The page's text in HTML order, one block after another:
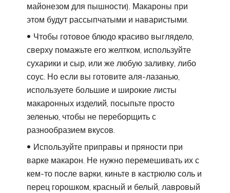
майонезом для пышности). Макароны при
этом будут рассыпчатыми и наваристыми.
Чтобы готовое блюдо красиво выглядело,
сверху помажьте его желтком, используйте
сухарики и сыр, или же любую заливку, либо
соус. Но если вы готовите аля-лазанью,
используете большие и широкие листы
макаронных изделий, посыпьте просто
зеленью, чтобы не переборщить с
разнообразием вкусов.
Используйте приправы и пряности при
варке макарон. Не нужно перемешивать их с
кем-то после варки, киньте в кастрюлю соль и
перец горошком, красный и белый, лавровый